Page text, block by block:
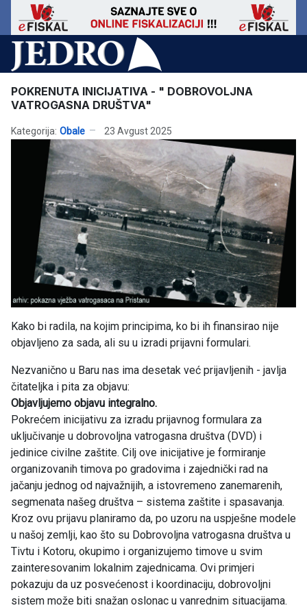
POKRENUTA INICIJATIVA - " DOBROVOLJNA
VATROGASNA DRUŠTVA"
Kategorija: Obale 23 Avgust 2025
Kako bi radila, na kojim principima, ko bi ih finansirao nije
objavljeno za sada, ali su u izradi prijavni formulari.
Nezvanično u Baru nas ima desetak već prijavljenih - javlja
čitateljka i pita za objavu:
Objavljujemo objavu integralno.
Pokrećem inicijativu za izradu prijavnog formulara za
uključivanje u dobrovoljna vatrogasna društva (DVD) i
jedinice civilne zaštite. Cilj ove inicijative je formiranje
organizovanih timova po gradovima i zajednički rad na
jačanju jednog od najvažnijih, a istovremeno zanemarenih,
segmenata našeg društva – sistema zaštite i spasavanja.
Kroz ovu prijavu planiramo da, po uzoru na uspješne modele
u našoj zemlji, kao što su Dobrovoljna vatrogasna društva u
Tivtu i Kotoru, okupimo i organizujemo timove u svim
zainteresovanim lokalnim zajednicama. Ovi primjeri
pokazuju da uz posvećenost i koordinaciju, dobrovoljni
sistem može biti snažan oslonac u vanrednim situacijama.